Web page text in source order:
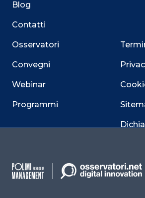
Blog
Contatti
Osservatori
Convegni
Webinar
Programmi